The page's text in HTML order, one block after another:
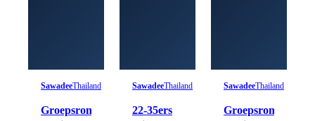
SawadeeThailand
Groepsrondreis
SawadeeThailand
22-35ers
SawadeeThailand
Groepsrondreis